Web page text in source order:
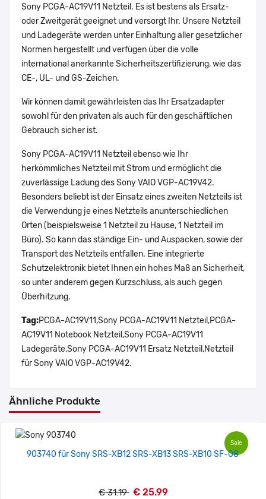
Sony PCGA-AC19V11 Netzteil. Es ist bestens als Ersatz-
oder Zweitgerät geeignet und versorgt Ihr. Unsere Netzteil
und Ladegeräte werden unter Einhaltung aller gesetzlicher
Normen hergestellt und verfügen über die volle
international anerkannte Sicherheitszertifizierung, wie das
CE-, UL- und GS-Zeichen.
Wir können damit gewährleisten das Ihr Ersatzadapter
sowohl für den privaten als auch für den geschäftlichen
Gebrauch sicher ist.
Sony PCGA-AC19V11 Netzteil ebenso wie Ihr
herkömmliches Netzteil mit Strom und ermöglicht die
zuverlässige Ladung des Sony VAIO VGP-AC19V42.
Besonders beliebt ist der Einsatz eines zweiten Netzteils ist
die Verwendung je eines Netzteils anunterschiedlichen
Orten (beispielsweise 1 Netzteil zu Hause, 1 Netzteil im
Büro). So kann das ständige Ein- und Auspacken, sowie der
Transport des Netzteils entfallen. Eine integrierte
Schutzelektronik bietet Ihnen ein hohes Maß an Sicherheit,
so unter anderem gegen Kurzschluss, als auch gegen
Überhitzung.
Tag:PCGA-AC19V11,Sony PCGA-AC19V11 Netzteil,PCGA-
AC19V11 Notebook Netzteil,Sony PCGA-AC19V11
Ladegeräte,Sony PCGA-AC19V11 Ersatz Netzteil,Netzteil
für Sony VAIO VGP-AC19V42.
Ähnliche Produkte
Sale
903740 für Sony SRS-XB12 SRS-XB13 SRS-XB10 SF-08
€ 31.19 € 25.99